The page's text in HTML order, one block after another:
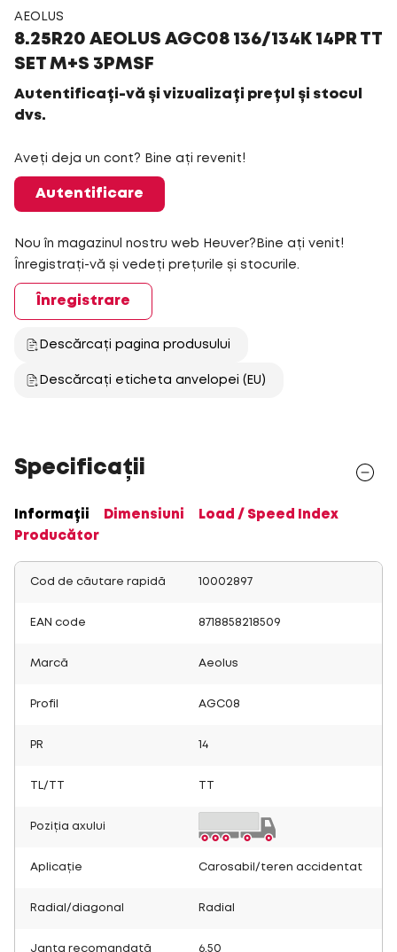
AEOLUS
8.25R20 AEOLUS AGC08 136/134K 14PR TT
SET M+S 3PMSF
Autentificați-vă și vizualizați prețul și stocul
dvs.
Aveți deja un cont? Bine ați revenit!
Autentificare
Nou în magazinul nostru web Heuver?Bine ați venit!
Înregistrați-vă și vedeți prețurile și stocurile.
Înregistrare
Descărcați pagina produsului
Descărcați eticheta anvelopei (EU)
Specificații
Informații Dimensiuni
Load / Speed Index
Producător
Cod de căutare rapidă 10002897
EAN code 8718858218509
Marcă Aeolus
Profil AGC08
PR 14
TL/TT
Poziția axului
Aplicație Carosabil/teren accidentat
Radial/diagonal Radial
Janta recomandată 6.50